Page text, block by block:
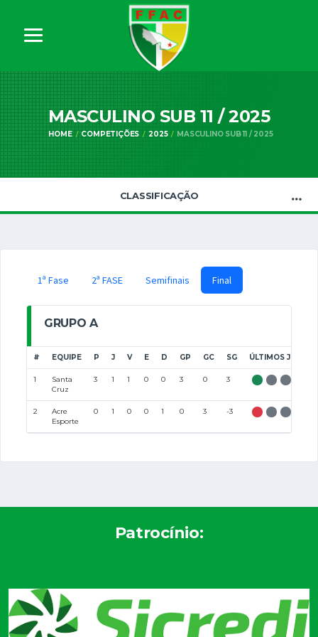
MASCULINO SUB 11 / 2025
HOME COMPETIÇÕES 2025 MASCULINO SUB 11 / 2025
CLASSIFICAÇÃO
1ª Fase 2ª FASE Semifinais Final
GRUPO A
# EQUIPE P J V E D GP GC SG ÚLTIMOS JOGOS
1
Santa
Cruz
3 1 1 0 0 3 0 3
2
Acre
Esporte
0 1 0 0 1 0 3 -3
Patrocínio: